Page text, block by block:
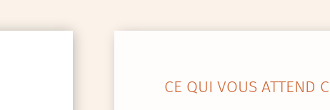
CE QUI VOUS ATTEND